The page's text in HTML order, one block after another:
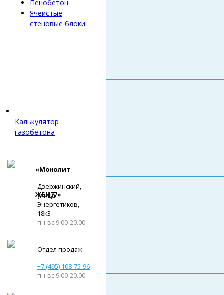
Пенобетон
Ячеистые
стеновые блоки
Калькулятор
газобетона
«Монолит
ЖБИ77»
Дзержинский,
улица
Энергетиков,
18к3
пн-вс 9.00-20.00
Отдел продаж:
+7 (495) 108-75-96
пн-вс 9.00-20.00